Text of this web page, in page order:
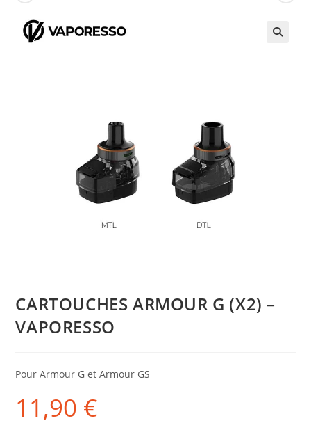
CARTOUCHES ARMOUR G (X2) –
VAPORESSO
Pour Armour G et Armour GS
11,90 €